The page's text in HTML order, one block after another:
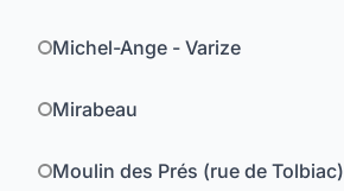
Michel-Ange - Varize
Mirabeau
Moulin des Prés (rue de Tolbiac)